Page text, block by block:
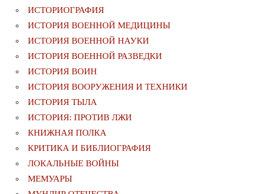
ИСТОРИОГРАФИЯ
ИСТОРИЯ ВОЕННОЙ МЕДИЦИНЫ
ИСТОРИЯ ВОЕННОЙ НАУКИ
ИСТОРИЯ ВОЕННОЙ РАЗВЕДКИ
ИСТОРИЯ ВОИН
ИСТОРИЯ ВООРУЖЕНИЯ И ТЕХНИКИ
ИСТОРИЯ ТЫЛА
ИСТОРИЯ: ПРОТИВ ЛЖИ
КНИЖНАЯ ПОЛКА
КРИТИКА И БИБЛИОГРАФИЯ
ЛОКАЛЬНЫЕ ВОЙНЫ
МЕМУАРЫ